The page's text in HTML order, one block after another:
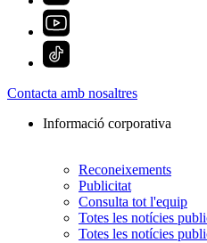
Contacta amb nosaltres
Informació corporativa
Reconeixements
Publicitat
Consulta tot l'equip
Totes les notícies
Totes les notícies